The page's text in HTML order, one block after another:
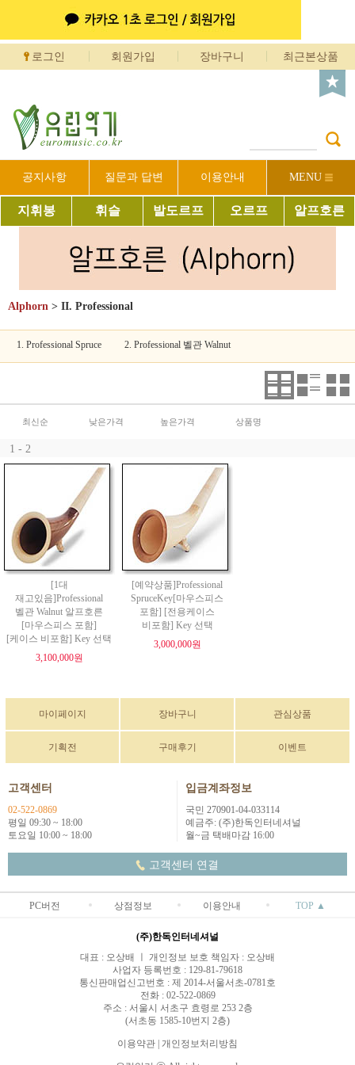
로그인 회원가입 장바구니 최근본상품
공지사항 질문과 답변 이용안내 MENU
지휘봉 휘슬 발도르프 오르프 알프호른
Alphorn > II. Professional
1. Professional Spruce 2. Professional 벨관 Walnut
최신순 낮은가격 높은가격 상품명
1 - 2
[1대
재고있음]Professional
벨관 Walnut 알프호른
[마우스피스 포함]
[케이스 비포함] Key 선택
3,100,000원
[예약상품]Professional
SpruceKey[마우스피스
포함] [전용케이스
비포함] Key 선택
3,000,000원
마이페이지 장바구니 관심상품
기획전 구매후기 이벤트
고객센터
02-522-0869
평일 09:30 ~ 18:00
토요일 10:00 ~ 18:00
입금계좌정보
국민 270901-04-033114
예금주: (주)한독인터네셔널
월~금 택배마감 16:00
고객센터 연결
PC버전 상점정보 이용안내 TOP ▲
(주)한독인터네셔널
대표 : 오상배 ㅣ 개인정보 보호 책임자 : 오상배
사업자 등록번호 : 129-81-79618
통신판매업신고번호 : 제 2014-서울서초-0781호
전화 : 02-522-0869
주소 : 서울시 서초구 효령로 253 2층
(서초동 1585-10번지 2층)
이용약관 개인정보처리방침